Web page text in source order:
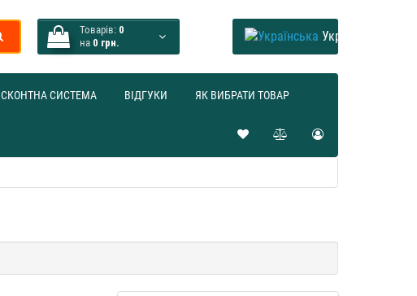
Товарів: 0
на 0 грн. Українська
СИСТЕМА ВІДГУКИ ЯК ВИБРАТИ ТОВАР